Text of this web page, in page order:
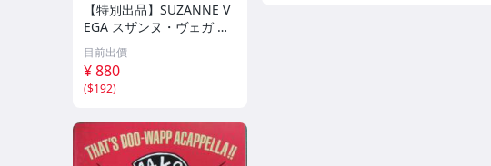
【特別出品】SUZANNE V
EGA スザンヌ・ヴェガ 精
選集 100歌 音楽DL(MP3C
D)☆
目前出價
¥ 880
($192)